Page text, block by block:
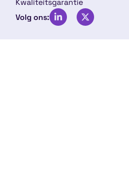
Kwaliteitsgarantie
Volg ons: